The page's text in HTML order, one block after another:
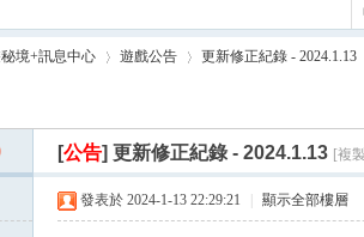
境+訊息中心
›
遊戲公告
›
更新修正紀錄 - 2024.1.13
[公告] 更新修正紀錄 - 2024.1.13 [複
發表於 2024-1-13 22:29:21 顯示全部樓層